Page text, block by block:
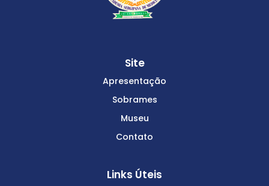
Site
Apresentação
Sobrames
Museu
Contato
Links Úteis